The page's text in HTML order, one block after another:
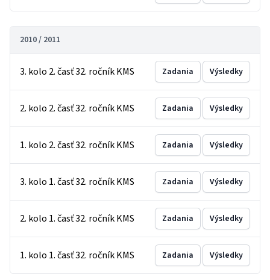
2010 / 2011
3. kolo 2. časť 32. ročník KMS Zadania Výsledky
2. kolo 2. časť 32. ročník KMS Zadania Výsledky
1. kolo 2. časť 32. ročník KMS Zadania Výsledky
3. kolo 1. časť 32. ročník KMS Zadania Výsledky
2. kolo 1. časť 32. ročník KMS Zadania Výsledky
1. kolo 1. časť 32. ročník KMS Zadania Výsledky